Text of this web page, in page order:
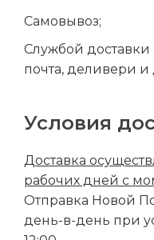
Самовывоз;
Службой доставки
почта, деливери и
Условия
Доставка
рабочих дней с
Отправка Новой
день-в-день при